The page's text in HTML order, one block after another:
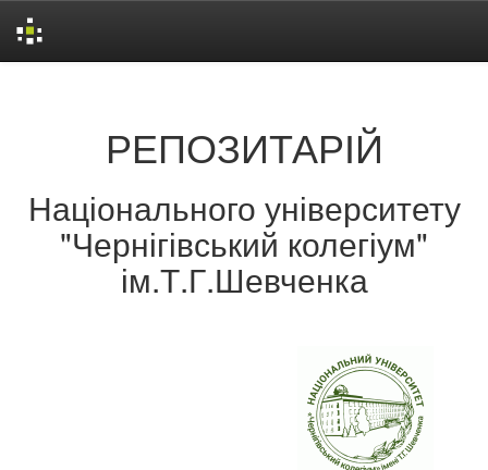
РЕПОЗИТАРІЙ
Національного університету
"Чернігівський колегіум"
ім.Т.Г.Шевченка